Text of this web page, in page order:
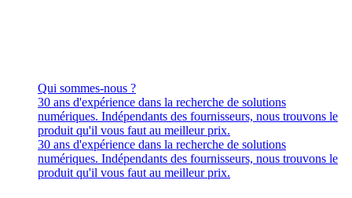
Qui sommes-nous ?
30 ans d'expérience dans la recherche de solutions
numériques. Indépendants des fournisseurs, nous trouvons le
produit qu'il vous faut au meilleur prix.
30 ans d'expérience dans la recherche de solutions
numériques. Indépendants des fournisseurs, nous trouvons le
produit qu'il vous faut au meilleur prix.